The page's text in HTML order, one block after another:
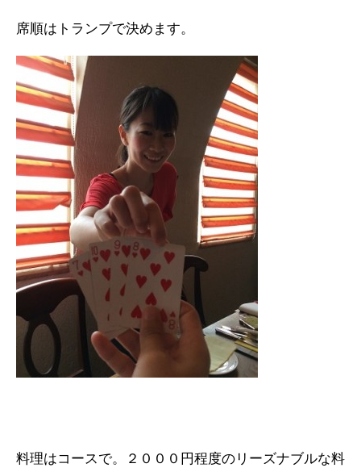
席順はトランプで決めます。
料理はコースで。２０００円程度のリーズナブルな料